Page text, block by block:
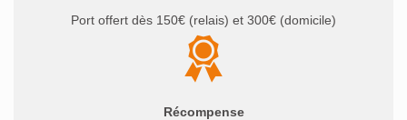
Port offert dès 150€ (relais) et 300€ (domicile)
Récompense